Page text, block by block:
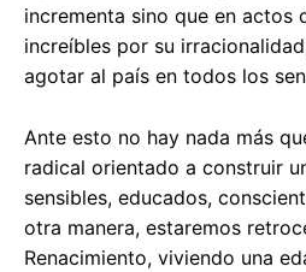
incrementa sino que en actos
increíbles por su
agotar al país en todos los
Ante esto no hay nada más
radical orientado a construir
sensibles, educados,
otra manera, estaremos
Renacimiento, viviendo una